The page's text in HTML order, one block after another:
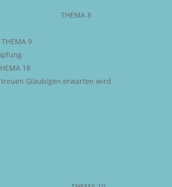
THEMA 8
THEMA 9
18
Gläubigen erwarten wird.